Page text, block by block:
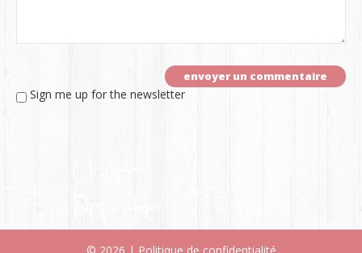
Sign me up for the newsletter
© 2026 | Politique de confidentialité